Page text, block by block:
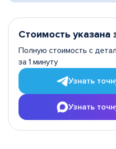
Стоимость указана
Полную стоимость с
за 1 минуту
Узнать
Узнать